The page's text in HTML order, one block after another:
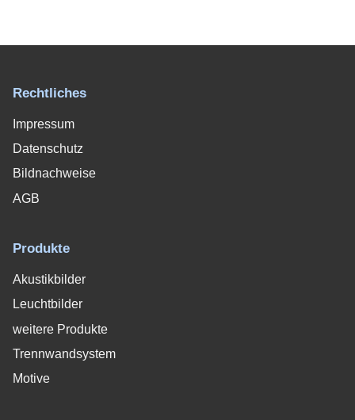
Rechtliches
Impressum
Datenschutz
Bildnachweise
AGB
Produkte
Akustikbilder
Leuchtbilder
weitere Produkte
Trennwandsystem
Motive